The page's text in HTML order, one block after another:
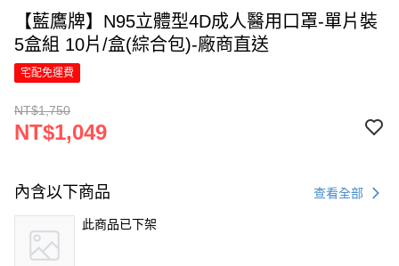
【藍鷹牌】N95立體型4D成人醫用口罩-單片裝
5盒組 10片/盒(綜合包)-廠商直送
宅配免運費
NT$1,750
NT$1,049
內含以下商品 查看全部
此商品已下架